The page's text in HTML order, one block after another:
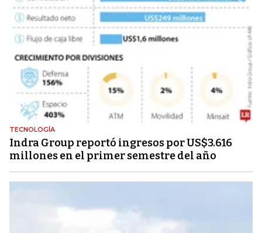
TECNOLOGÍA
Indra Group reportó ingresos por US$3.616
millones en el primer semestre del año